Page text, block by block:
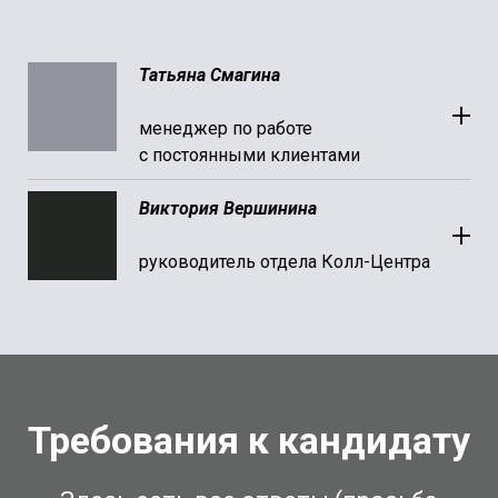
Татьяна Смагина
менеджер по работе
с постоянными клиентами
Виктория Вершинина
руководитель отдела Колл-Центра
Требования к кандидату